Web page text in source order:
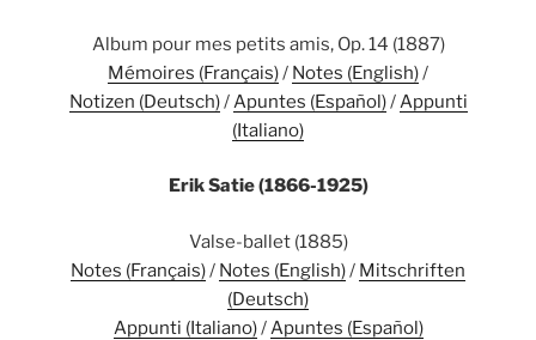
Album pour mes petits amis, Op. 14 (1887)
Mémoires (Français)/ Notes (English)/
Notizen (Deutsch)/ Apuntes (Español)/ Appunti
(Italiano)
Erik Satie (1866-1925)
Valse-ballet (1885)
Notes (Français)/ Notes (English)/ Mitschriften
(Deutsch)
Appunti (Italiano)/ Apuntes (Español)